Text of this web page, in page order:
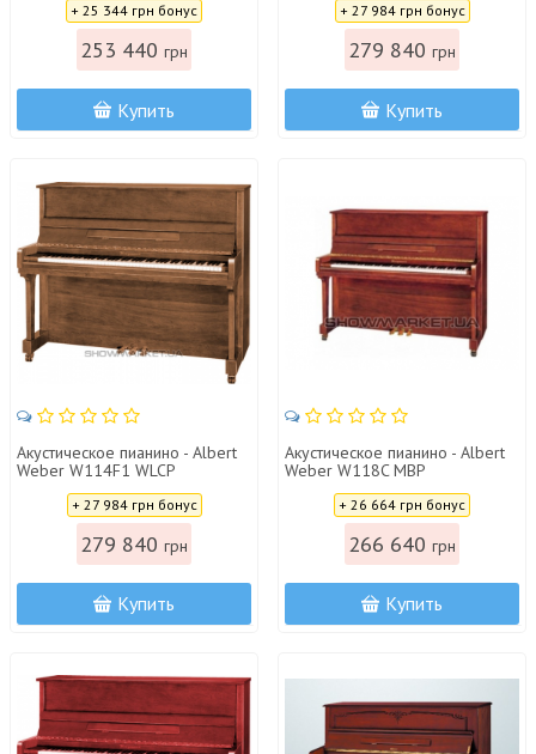
+ 25 344 грн бонус
253 440 грн
Купить
+ 27 984 грн бонус
279 840 грн
Купить
Акустическое пианино - Albert
Weber W114F1 WLCP
+ 27 984 грн бонус
279 840 грн
Купить
Акустическое пианино - Albert
Weber W118C MBP
+ 26 664 грн бонус
266 640 грн
Купить